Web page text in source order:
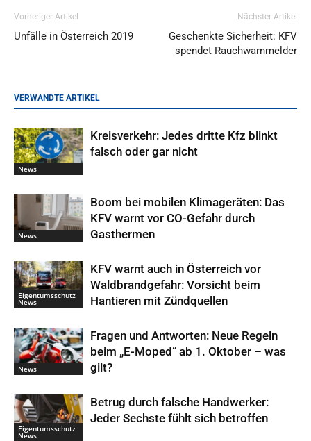
Vorheriger Artikel
Unfälle in Österreich 2019
Nächster Artikel
Geschenkte Sicherheit: KFV
spendet Rauchwarnmelder
VERWANDTE ARTIKEL
News
Kreisverkehr: Jedes dritte Kfz blinkt
falsch oder gar nicht
News
Boom bei mobilen Klimageräten: Das
KFV warnt vor CO-Gefahr durch
Gasthermen
Eigentumsschutz
News
KFV warnt auch in Österreich vor
Waldbrandgefahr: Vorsicht beim
Hantieren mit Zündquellen
News
Fragen und Antworten: Neue Regeln
beim „E-Moped“ ab 1. Oktober – was
gilt?
Eigentumsschutz
News
Betrug durch falsche Handwerker:
Jeder Sechste fühlt sich betroffen